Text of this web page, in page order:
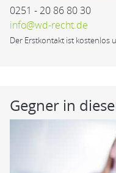
0251 - 20 86 80 30
info@wd-recht.de
Der Erstkontakt ist kostenlos
Gegner in